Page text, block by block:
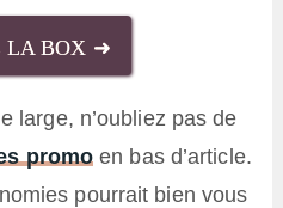
LA BOX ➜
large, n’oubliez pas de
promo en bas d’article.
pourrait bien vous